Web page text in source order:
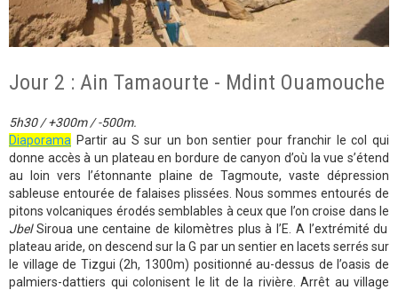
Jour 2 : Ain Tamaourte - Mdint Ouamouche
5h30 / +300m / -500m.
Diaporama Partir au S sur un bon sentier pour franchir le col qui
donne accès à un plateau en bordure de canyon d’où la vue s’étend
au loin vers l’étonnante plaine de Tagmoute, vaste dépression
sableuse entourée de falaises plissées. Nous sommes entourés de
pitons volcaniques érodés semblables à ceux que l’on croise dans le
JbelSiroua une centaine de kilomètres plus à l’E. A l’extrémité du
plateau aride, on descend sur la G par un sentier en lacets serrés sur
le village de Tizgui (2h, 1300m) positionné au-dessus de l’oasis de
palmiers-dattiers qui colonisent le lit de la rivière. Arrêt au village